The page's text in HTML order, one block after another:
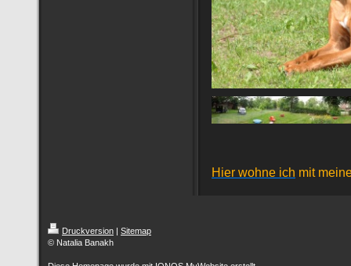
Hier wohne ich mit
Druckversion
Sitemap
© Natalia Banakh